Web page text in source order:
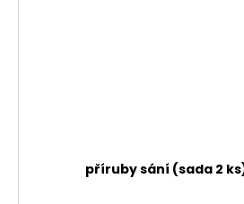
příruby sání (sada 2